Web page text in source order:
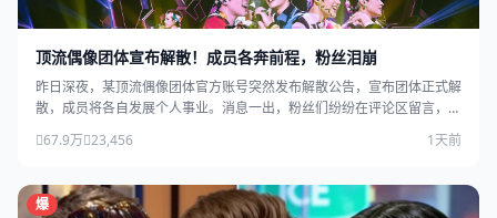
顶流偶像团体宣布解散！成员各奔前程，粉丝泪崩
昨日深夜，某顶流偶像团体官方账号突然发布解散公告，宣布团体正式解
散，成员将各自发展个人事业。消息一出，粉丝们纷纷在评论区留言，场
67.9万 23,456 1天前
爆